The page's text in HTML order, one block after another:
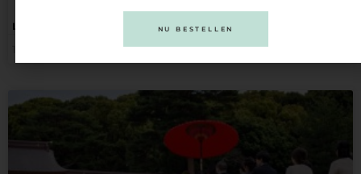
LEES VERDER NU BESTELLEN